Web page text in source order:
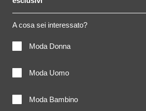
A cosa sei interessato?
Moda Donna
Moda Uomo
Moda Bambino